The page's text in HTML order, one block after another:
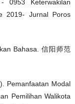
0953 Keterwakilan
2019- Jurnal Poros
Bahasa. 信阳师范
Pemanfaatan Modal
Pemilihan Walikota